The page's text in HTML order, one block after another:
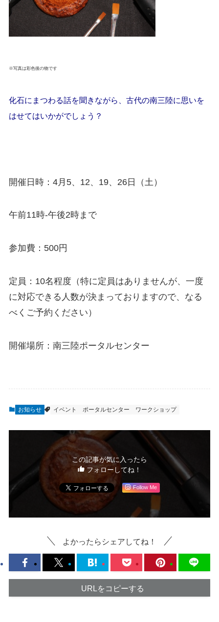
※写真は彩色後の物です
化石にまつわる話を聞きながら、古代の南三陸に思いを
はせてはいかがでしょう？
開催日時：4月5、12、19、26日（土）
午前11時-午後2時まで
参加費：500円
定員：10名程度（特に定員はありませんが、一度
に対応できる人数が決まっておりますので、なる
べくご予約ください）
開催場所：南三陸ポータルセンター
お知らせ イベント ポータルセンター ワークショップ
この記事が気に入ったら
フォローしてね！
Follow Me
よかったらシェアしてね！
URLをコピーする